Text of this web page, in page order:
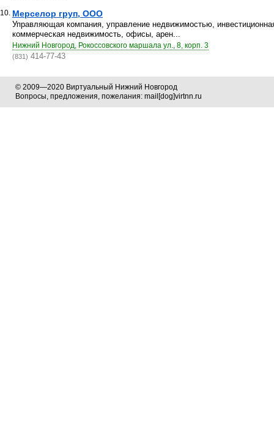
10. Мерселор груп, ООО
Управляющая компания, управление недвижимостью,
коммерческая недвижимость, офисы, арен...
Нижний Новгород, Рокоссовского маршала ул., 8, корп. 3
(831) 414-77-43
© 2009—2020 Виртуальный Нижний Новгород
Вопросы, предложения, пожелания: mail[dog]virtnn.ru